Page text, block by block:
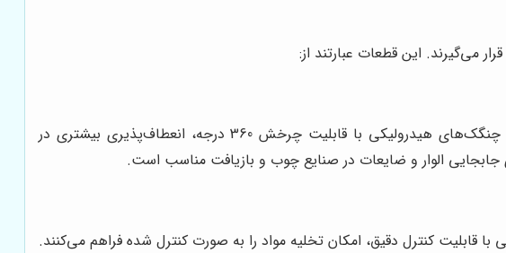
می‌گیرند. این قطعات عبارتند از:
چنگک‌ها در انواع مختلفی با ظرفیت‌های مختلف تولید می‌شوند و بسته به نوع کاربری، انتخاب می‌شوند. چنگک‌های هیدرولیکی با قابلیت چرخش 360 درجه، انعطاف‌پذیری بیشتری در
قابلیت کنترل دقیق، امکان تخلیه مواد را به صورت کنترل شده فراهم می‌کنند.